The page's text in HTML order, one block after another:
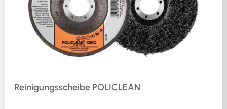
Reinigungsscheibe POLICLEAN